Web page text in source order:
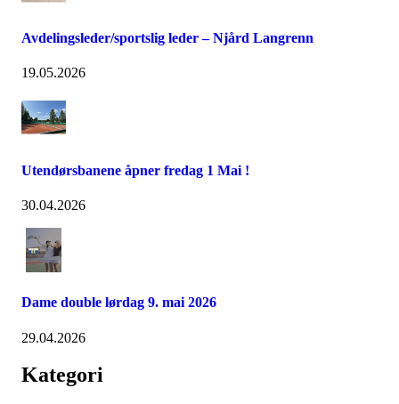
Avdelingsleder/sportslig leder – Njård Langrenn
19.05.2026
Utendørsbanene åpner fredag 1 Mai !
30.04.2026
Dame double lørdag 9. mai 2026
29.04.2026
Kategori